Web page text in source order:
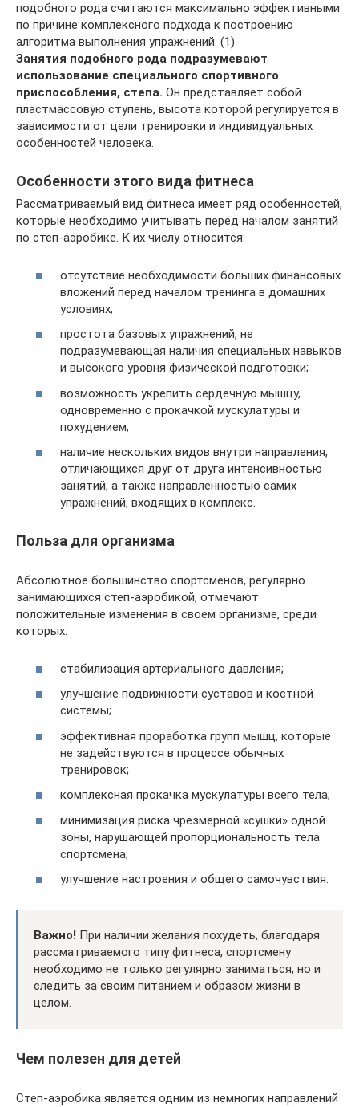
подобного рода считаются максимально эффективными
по причине комплексного подхода к построению
алгоритма выполнения упражнений. (1)
Занятия подобного рода подразумевают
использование специального спортивного
приспособления, степа. Он представляет собой
пластмассовую ступень, высота которой регулируется в
зависимости от цели тренировки и индивидуальных
особенностей человека.
Особенности этого вида фитнеса
Рассматриваемый вид фитнеса имеет ряд особенностей,
которые необходимо учитывать перед началом занятий
по степ-аэробике. К их числу относится:
отсутствие необходимости больших финансовых
вложений перед началом тренинга в домашних
условиях;
простота базовых упражнений, не
подразумевающая наличия специальных навыков
и высокого уровня физической подготовки;
возможность укрепить сердечную мышцу,
одновременно с прокачкой мускулатуры и
похудением;
наличие нескольких видов внутри направления,
отличающихся друг от друга интенсивностью
занятий, а также направленностью самих
упражнений, входящих в комплекс.
Польза для организма
Абсолютное большинство спортсменов, регулярно
занимающихся степ-аэробикой, отмечают
положительные изменения в своем организме, среди
которых:
стабилизация артериального давления;
улучшение подвижности суставов и костной
системы;
эффективная проработка групп мышц, которые
не задействуются в процессе обычных
тренировок;
комплексная прокачка мускулатуры всего тела;
минимизация риска чрезмерной «сушки» одной
зоны, нарушающей пропорциональность тела
спортсмена;
улучшение настроения и общего самочувствия.
Важно! При наличии желания похудеть, благодаря
рассматриваемого типу фитнеса, спортсмену
необходимо не только регулярно заниматься, но и
следить за своим питанием и образом жизни в
целом.
Чем полезен для детей
Степ-аэробика является одним из немногих направлений